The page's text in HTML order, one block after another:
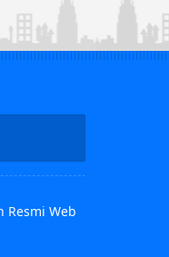
Resmi Web